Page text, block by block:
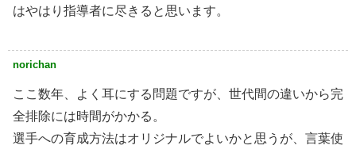
はやはり指導者に尽きると思います。
norichan
ここ数年、よく耳にする問題ですが、世代間の違いから完
全排除には時間がかかる。
選手への育成方法はオリジナルでよいかと思うが、言葉使